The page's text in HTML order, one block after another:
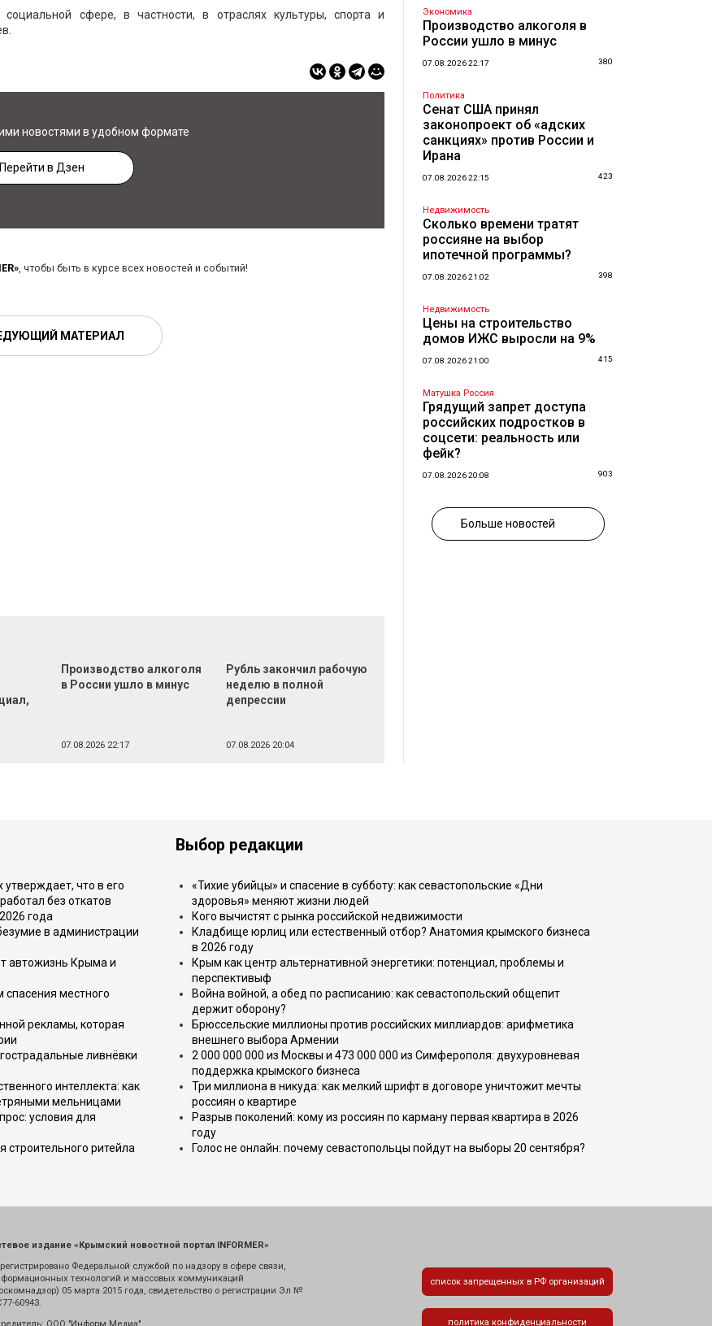
сфере, в частности, в отраслях культуры, спорта и
новостями в удобном формате
Перейти в Дзен
, чтобы быть в курсе всех новостей и событий!
МАТЕРИАЛ
Производство алкоголя
в России ушло в минус
07.08.2026 22:17
Рубль закончил рабочую
неделю в полной
депрессии
07.08.2026 20:04
Экономика
Производство алкоголя в
России ушло в минус
07.08.2026 22:17 380
Политика
Сенат США принял
законопроект об «адских
санкциях» против России и
Ирана
07.08.2026 22:15 423
Недвижимость
Сколько времени тратят
россияне на выбор
ипотечной программы?
07.08.2026 21:02 398
Недвижимость
Цены на строительство
домов ИЖС выросли на 9%
07.08.2026 21:00 415
Матушка Россия
Грядущий запрет доступа
российских подростков в
соцсети: реальность или
фейк?
07.08.2026 20:08 903
Больше новостей
что в его
без откатов
года
в администрации
автожизнь Крыма и
местного
рекламы, которая
ливнёвки
интеллекта: как
мельницами
условия для
ритейла
Выбор редакции
«Тихие убийцы» и спасение в субботу: как севастопольские «Дни
здоровья» меняют жизни людей
Кого вычистят с рынка российской недвижимости
Кладбище юрлиц или естественный отбор? Анатомия крымского бизнеса
в 2026 году
Крым как центр альтернативной энергетики: потенциал, проблемы и
перспективыф
Война войной, а обед по расписанию: как севастопольский общепит
держит оборону?
Брюссельские миллионы против российских миллиардов: арифметика
внешнего выбора Армении
2 000 000 000 из Москвы и 473 000 000 из Симферополя: двухуровневая
поддержка крымского бизнеса
Три миллиона в никуда: как мелкий шрифт в договоре уничтожит мечты
россиян о квартире
Разрыв поколений: кому из россиян по карману первая квартира в 2026
году
Голос не онлайн: почему севастопольцы пойдут на выборы 20 сентября?
издание «Крымский новостной портал INFORMER»
Федеральной службой по надзору в сфере связи,
технологий и массовых коммуникаций
05 марта 2015 года, свидетельство о регистрации Эл №
60943.
список запрещенных в РФ организаций
политика конфиденциальности